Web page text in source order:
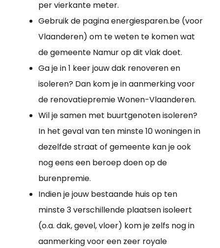
per vierkante meter.
Gebruik de pagina energiesparen.be (voor
Vlaanderen) om te weten te komen wat
de gemeente Namur op dit vlak doet.
Ga je in 1 keer jouw dak renoveren en
isoleren? Dan kom je in aanmerking voor
de renovatiepremie Wonen-Vlaanderen.
Wil je samen met buurtgenoten isoleren?
In het geval van ten minste 10 woningen in
dezelfde straat of gemeente kan je ook
nog eens een beroep doen op de
burenpremie.
Indien je jouw bestaande huis op ten
minste 3 verschillende plaatsen isoleert
(o.a. dak, gevel, vloer) kom je zelfs nog in
aanmerking voor een zeer royale